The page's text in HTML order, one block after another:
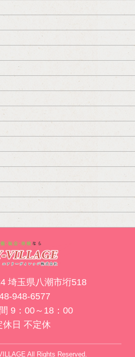
埼玉県八潮市垳518
948-6577
9：00～18：00
休日 不定休
All Rights Reserved.